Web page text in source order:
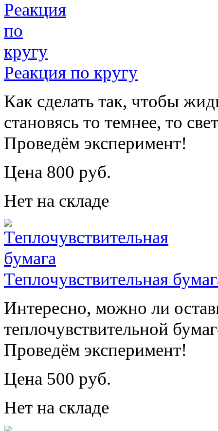
Реакция по кругу
Как сделать так, чтобы
становясь то темнее, то
Проведём эксперимент!
Цена 800 руб.
Нет на складе
Теплочувствительная
Интересно, можно ли
теплочувствительной
Проведём эксперимент!
Цена 500 руб.
Нет на складе